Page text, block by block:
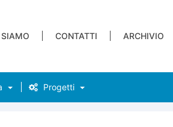
CONTATTI ARCHIVIO
Progetti